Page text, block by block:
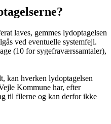
laves, gemmes lydoptagelsen
ved eventuelle systemfejl.
(10 for sygefraværssamtaler),
kan hverken lydoptagelsen
Kommune har, efter
til filerne og kan derfor ikke